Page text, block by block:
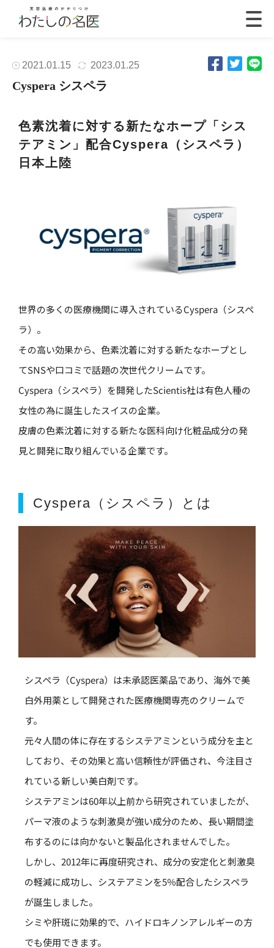
2021.01.15 2023.01.25
Cyspera シスペラ
色素沈着に対する新たなホープ「シス
テアミン」配合Cyspera （シスペラ）
日本上陸
世界の多くの医療機関に導入されているCyspera（シスペ
ラ）。
その高い効果から、色素沈着に対する新たなホープとし
てSNSや口コミで話題の次世代クリームです。
Cyspera（シスペラ）を開発したScientis社は有色人種の
女性の為に誕生したスイスの企業。
皮膚の色素沈着に対する新たな医科向け化粧品成分の発
見と開発に取り組んでいる企業です。
Cyspera（シスペラ）とは
シスペラ（Cyspera）は未承認医薬品であり、海外で美
白外用薬として開発された医療機関専売のクリームで
す。
元々人間の体に存在するシステアミンという成分を主と
しており、その効果と高い信頼性が評価され、今注目さ
れている新しい美白剤です。
システアミンは60年以上前から研究されていましたが、
パーマ液のような刺激臭が強い成分のため、長い期間塗
布するのには向かないと製品化されませんでした。
しかし、2012年に再度研究され、成分の安定化と刺激臭
の軽減に成功し、システアミンを5％配合したシスペラ
が誕生しました。
シミや肝斑に効果的で、ハイドロキノンアレルギーの方
でも使用できます。